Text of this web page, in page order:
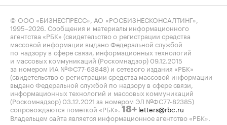
© ООО «БИЗНЕСПРЕСС», АО «РОСБИЗНЕСКОНСАЛТИНГ»,
1995–2026 . Сообщения и материалы информационного
агентства «РБК» (свидетельство о регистрации средства
массовой информации выдано Федеральной службой
по надзору в сфере связи, информационных технологий
и массовых коммуникаций (Роскомнадзор) 09.12.2015
за номером ИА №ФС77-63848) и сетевого издания «РБК»
(свидетельство о регистрации средства массовой информации
выдано Федеральной службой по надзору в сфере связи,
информационных технологий и массовых коммуникаций
(Роскомнадзор) 03.12.2021 за номером ЭЛ №ФС77-82385)
сопровождаются пометкой «РБК». 18+ letters@rbc.ru
Владельцем сайта является информационное агентство «РБК».